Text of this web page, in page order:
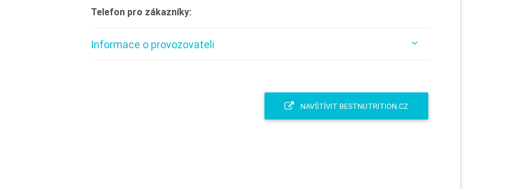
Telefon pro zákazníky:
Informace o provozovateli
NAVŠTÍVIT BESTNUTRITION.CZ